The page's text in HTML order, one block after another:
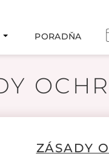
ZÁSADY
PORADŇA